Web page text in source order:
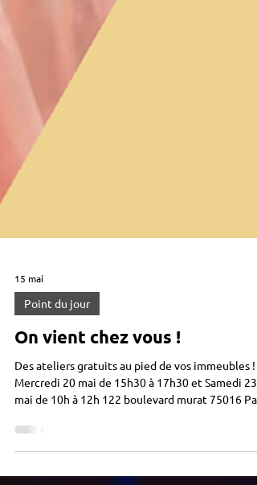
15 mai
Point du jour
On vient chez vous !
Des ateliers gratuits au pied de vos immeubles !
Mercredi 20 mai de 15h30 à 17h30 et Samedi 23
mai de 10h à 12h 122 boulevard murat 75016
jouer en famille